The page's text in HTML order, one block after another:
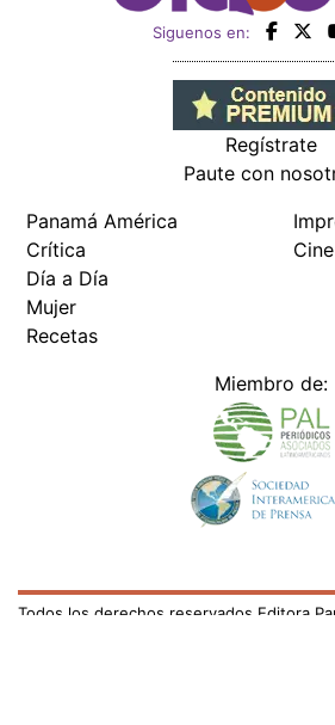
Siguenos en:
Regístrate
Paute con
Panamá América
Crítica
Día a Día
Mujer
Recetas
Cine
Miembro de:
Todos los derechos reservados Editora